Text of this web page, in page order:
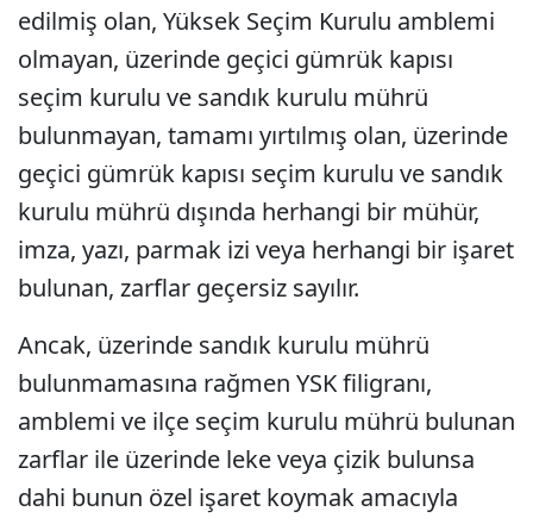
edilmiş olan, Yüksek Seçim Kurulu amblemi
olmayan, üzerinde geçici gümrük kapısı
seçim kurulu ve sandık kurulu mührü
bulunmayan, tamamı yırtılmış olan, üzerinde
geçici gümrük kapısı seçim kurulu ve sandık
kurulu mührü dışında herhangi bir mühür,
imza, yazı, parmak izi veya herhangi bir işaret
bulunan, zarflar geçersiz sayılır.
Ancak, üzerinde sandık kurulu mührü
bulunmamasına rağmen YSK filigranı,
amblemi ve ilçe seçim kurulu mührü bulunan
zarflar ile üzerinde leke veya çizik bulunsa
dahi bunun özel işaret koymak amacıyla